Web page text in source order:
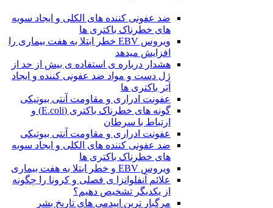
ضد عفونی کننده های الکلی و ایجاد سویه
های خطرناک باکتری ها
ویروس EBV خطر ابتلا به هفت بیماری را
افزایش میدهد
هشدار درباره ی استفاده ی بیش از حد از
ژل دست و مواد ضد عفونی کننده و ایجاد
اَبَر باکتری ها
عفونت ادراری و مقاومت آنتی بیوتیکی
گونه های خطرناک باکتری (E.coli) و
ارتباط با سرطان
عفونت ادراری و مقاومت آنتی بیوتیکی
ضد عفونی کننده های الکلی و ایجاد سویه
های خطرناک باکتری ها
ویروس EBV و خطر ابتلا به هفت بیماری
علائم آنفلوانزا ی فصلی و کرونا را چگونه
از یکدیگر تشخیص دهیم؟
مرگبار ترین اپیدمی های تاریخ بشر